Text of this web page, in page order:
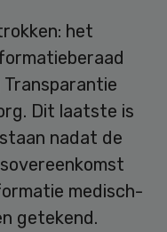
het
Dit laatste is
nadat de
medisch-
getekend.